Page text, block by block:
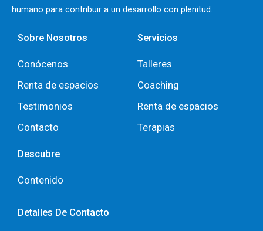
humano para contribuir a un desarrollo con plenitud.
Sobre Nosotros
Conócenos
Renta de espacios
Testimonios
Contacto
Descubre
Contenido
Servicios
Talleres
Coaching
Renta de espacios
Terapias
Detalles De Contacto